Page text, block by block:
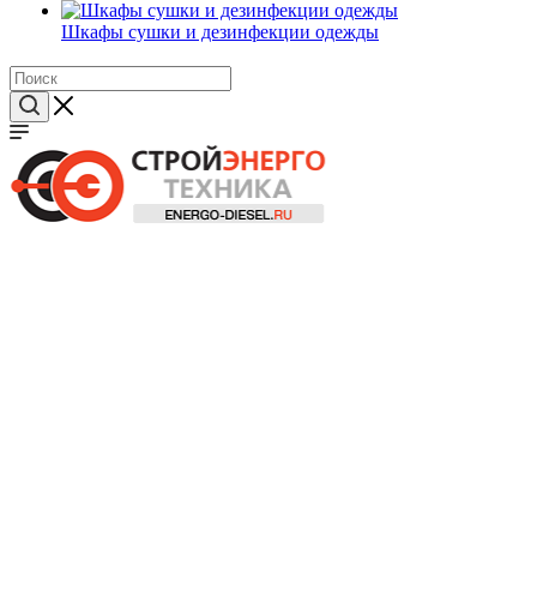
Шкафы сушки и дезинфекции одежды